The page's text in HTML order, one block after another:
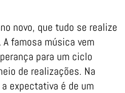
novo, que tudo se realize
famosa música vem
para um ciclo
de realizações. Na
expectativa é de um